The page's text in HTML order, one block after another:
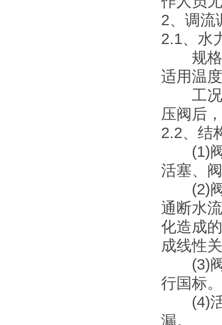
2、调流
2.1、水
规格
适用温
工况
压阀后
2.2、结
(1)阀
活塞、
(2)阀
通断水
化造成
成线性
(3)阀
行国标。
(4)活
漏。